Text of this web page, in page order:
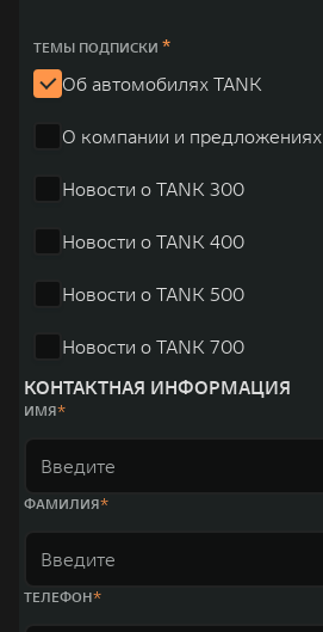
ТЕМЫ ПОДПИСКИ *
Об автомобилях TANK
О компании и предложениях
Новости о TANK 300
Новости о TANK 400
Новости о TANK 500
Новости о TANK 700
КОНТАКТНАЯ ИНФОРМАЦИЯ
ИМЯ
ФАМИЛИЯ
ТЕЛЕФОН